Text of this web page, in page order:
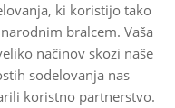
ki koristijo tako
bralcem. Vaša
načinov skozi naše
sodelovanja nas
koristno partnerstvo.